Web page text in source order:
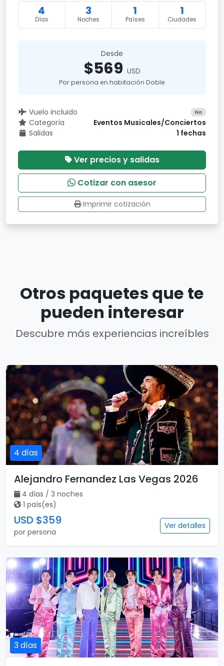
4
Días
3
Noches
1
Países
1
Ciudades
Desde
$569 USD
Por persona en habitación Doble
Vuelo incluido No
Categoría
Eventos Musicales/Conciertos
Salidas
1 fechas
Ver precios y salidas
Cotizar con asesor
Imprimir cotización
Otros paquetes que te
pueden interesar
Descubre más experiencias increíbles
4 días
Alejandro Fernandez Las Vegas 2026
4 días / 3 noches
1 país(es)
USD $359
por persona
Ver detalles
3 días